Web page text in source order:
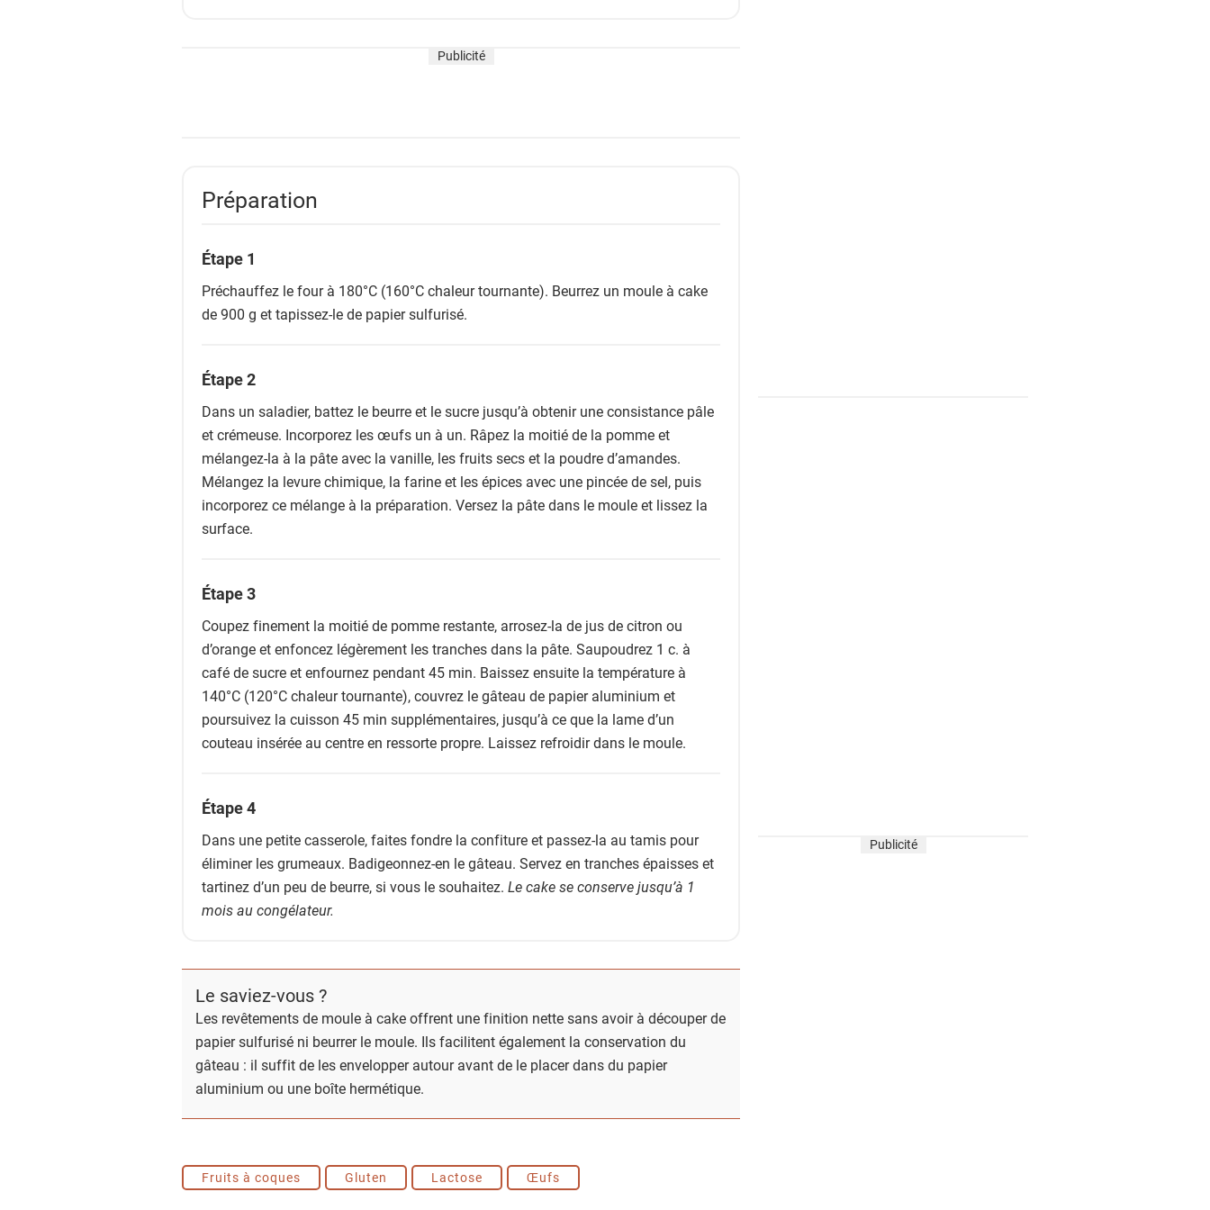
Publicité
Préparation
Étape 1
Préchauffez le four à 180°C (160°C chaleur tournante). Beurrez un moule à cake
de 900 g et tapissez-le de papier sulfurisé.
Étape 2
Dans un saladier, battez le beurre et le sucre jusqu’à obtenir une consistance pâle
et crémeuse. Incorporez les œufs un à un. Râpez la moitié de la pomme et
mélangez-la à la pâte avec la vanille, les fruits secs et la poudre d’amandes.
Mélangez la levure chimique, la farine et les épices avec une pincée de sel, puis
incorporez ce mélange à la préparation. Versez la pâte dans le moule et lissez la
surface.
Étape 3
Coupez finement la moitié de pomme restante, arrosez-la de jus de citron ou
d’orange et enfoncez légèrement les tranches dans la pâte. Saupoudrez 1 c. à
café de sucre et enfournez pendant 45 min. Baissez ensuite la température à
140°C (120°C chaleur tournante), couvrez le gâteau de papier aluminium et
poursuivez la cuisson 45 min supplémentaires, jusqu’à ce que la lame d’un
couteau insérée au centre en ressorte propre. Laissez refroidir dans le moule.
Étape 4
Dans une petite casserole, faites fondre la confiture et passez-la au tamis pour
éliminer les grumeaux. Badigeonnez-en le gâteau. Servez en tranches épaisses et
tartinez d’un peu de beurre, si vous le souhaitez. Le cake se conserve jusqu’à 1
mois au congélateur.
Le saviez-vous ?
Les revêtements de moule à cake offrent une finition nette sans avoir à découper de
papier sulfurisé ni beurrer le moule. Ils facilitent également la conservation du
gâteau : il suffit de les envelopper autour avant de le placer dans du papier
aluminium ou une boîte hermétique.
Fruits à coques Gluten Lactose Œufs
Publicité